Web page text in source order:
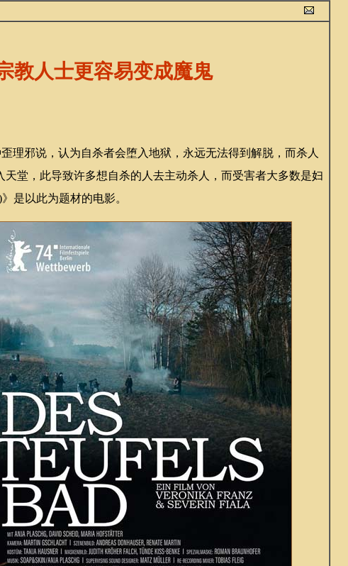
教人士更容易变成魔鬼
邪说，认为自杀者会堕入地狱，永远无法得到解脱，而杀人
堂，此导致许多想自杀的人去主动杀人，而受害者大多数是妇
是以此为题材的电影。